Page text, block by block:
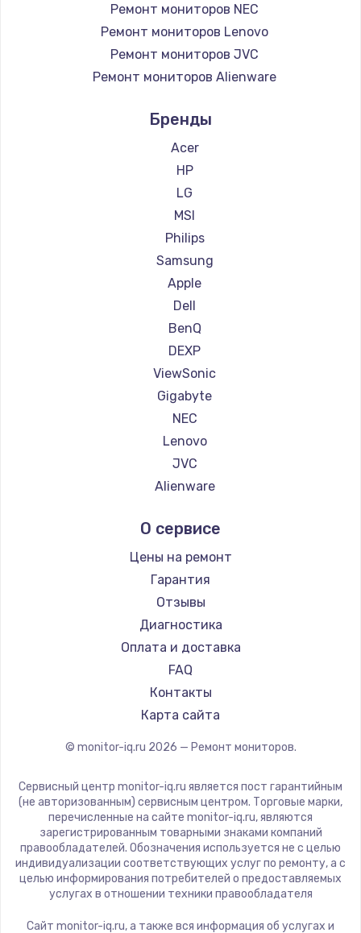
1030 руб.
Заказать
Замена шим-контроллера
3900 руб.
Замена HDMI
Заказать
Ремонт мониторов NEC
Ремонт мониторов Lenovo
Ремонт мониторов JVC
Ремонт мониторов Alienware
Ремонт мониторов Thunderobot
Ремонт мониторов Hisense
Ремонт мониторов АОС
Ремонт мониторов Ardor
Ремонт мониторов Machenike
Ремонт мониторов iru
Ремонт мониторов Titan Army
Ремонт мониторов iFFALCON
Ремонт мониторов Dahua
Бренды
Acer
HP
LG
MSI
Philips
Samsung
Apple
Dell
BenQ
DEXP
ViewSonic
Gigabyte
NEC
Lenovo
JVC
Alienware
Thunderobot
Hisense
АОС
Ardor
Machenike
iru
Titan Army
iFFALCON
Dahua
О сервисе
Цены на ремонт
Гарантия
Отзывы
Диагностика
Оплата и доставка
FAQ
Контакты
Карта сайта
© monitor-iq.ru 2026 — Ремонт мониторов.
Сервисный центр monitor-iq.ru является пост гарантийным
(не авторизованным) сервисным центром. Торговые марки,
перечисленные на сайте monitor-iq.ru, являются
зарегистрированным товарными знаками компаний
правообладателей. Обозначения используется не с целью
индивидуализации соответствующих услуг по ремонту, а с
целью информирования потребителей о предоставляемых
услугах в отношении техники правообладателя
Сайт monitor-iq.ru, а также вся информация об услугах и